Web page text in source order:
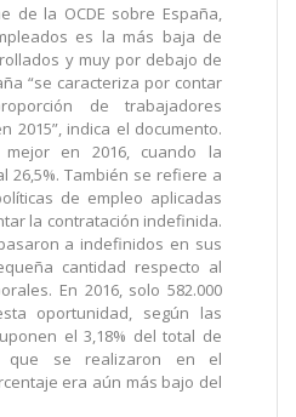
de la OCDE sobre España,
es la más baja de
y muy por debajo de
“se caracteriza por contar
de trabajadores
2015”, indica el documento.
en 2016, cuando la
26,5%. También se refiere a
de empleo aplicadas
la contratación indefinida.
a indefinidos en sus
cantidad respecto al
En 2016, solo 582.000
oportunidad, según las
el 3,18% del total de
que se realizaron en el
era aún más bajo del